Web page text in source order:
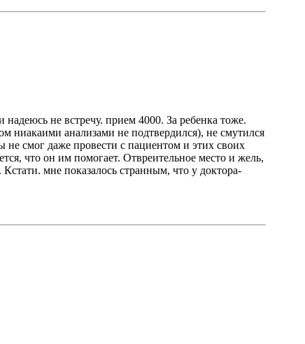
не встречу. прием 4000. За ребенка тоже.
ниакаими анализами не подтвердился), не смутился
не смог даже провести с пациентом и этих своих
что он им помогает. Отвреительное место и жель,
мне показалось странным, что у доктора-